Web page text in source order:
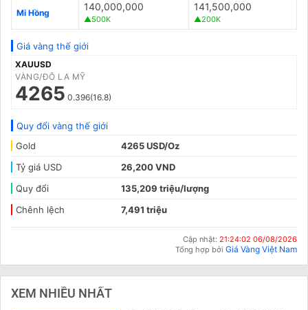
Mi Hồng
140,000,000
▲500K
141,500,000
▲200K
Giá vàng thế giới
XAUUSD
VÀNG/ĐÔ LA MỸ
4265 0.396(16.8)
Quy đổi vàng thế giới
Gold
4265 USD/Oz
Tỷ giá USD
26,200 VND
Quy đổi
135,209 triệu/lượng
Chênh lệch
7,491 triệu
Cập nhật: 21:24:02 06/08/2026
Tổng hợp bởi Giá Vàng Việt Nam
XEM NHIỀU NHẤT